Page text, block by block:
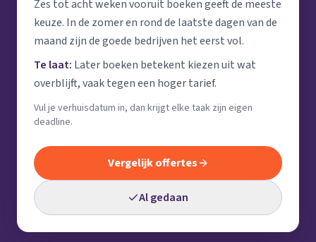
Zes tot acht weken vooruit boeken geeft de meeste
keuze. In de zomer en rond de laatste dagen van de
maand zijn de goede bedrijven het eerst vol.
Te laat: Later boeken betekent kiezen uit wat
overblijft, vaak tegen een hoger tarief.
Vul je verhuisdatum in, dan krijgt elke taak zijn eigen
deadline.
Vergelijk offertes
Al gedaan